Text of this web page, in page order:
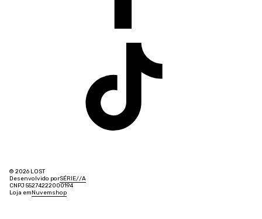
© 2026 LOST
Desenvolvido porSÉRIE//A
CNPJ 55274222000194
Loja emNuvemshop